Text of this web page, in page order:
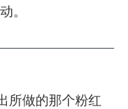
。
所做的那个粉红